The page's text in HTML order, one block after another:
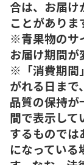
合は、お届け
ことがありま
※青果物のサ
お届け期間が
※「消費期間
がれる日まで
品質の保持が
間で表示して
するものでは
になっている